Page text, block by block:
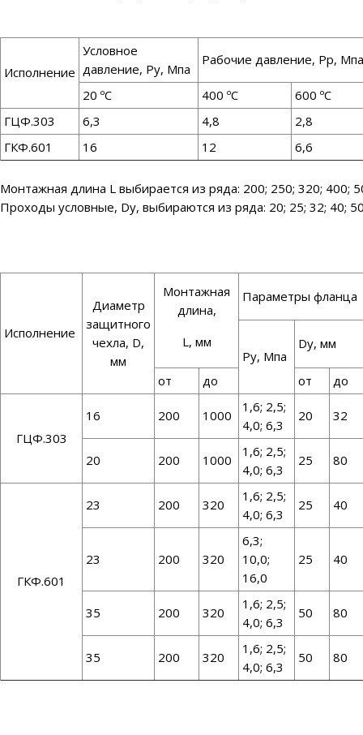
Исполнение
Условное
давление, Ру, Мпа
Рабочие давление, Рр, Мпа
20 ºС 400 ºС
600 ºС
ГЦФ.303
6,3 4,8
2,8
ГКФ.601
16 12 6,6
Монтажная длина L выбирается из ряда: 200; 250; 320; 400;
Проходы условные, Dу, выбираются из ряда: 20; 25; 32; 40;
Исполнение
Диаметр
защитного
чехла, D,
мм
Монтажная
длина,
L, мм
Параметры фланца
Ру, Мпа
Dу, мм
от до от до
ГЦФ.303
16 200 1000
1,6; 2,5;
4,0; 6,3
20 32
20 200 1000
1,6; 2,5;
4,0; 6,3
25 80
ГКФ.601
23 200 320
1,6; 2,5;
4,0; 6,3
25 40
23 200 320
6,3;
10,0;
16,0
25 40
35 200 320
1,6; 2,5;
4,0; 6,3
50 80
35 200 320
1,6; 2,5;
4,0; 6,3
50 80